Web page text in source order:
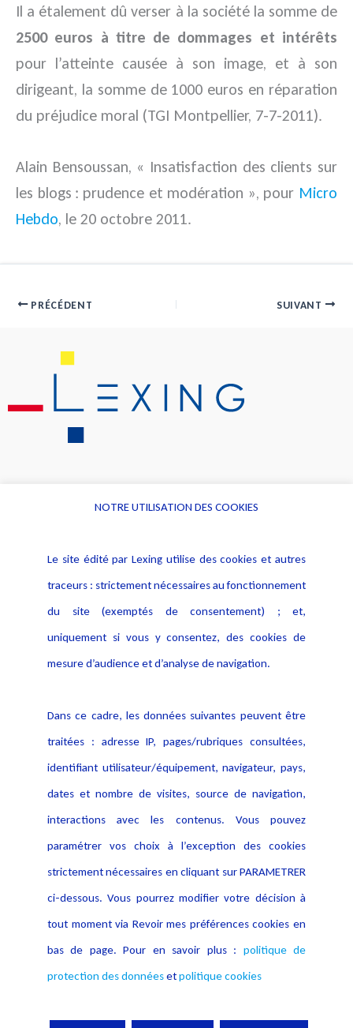
Il a étalement dû verser à la société la somme de
2500 euros à titre de dommages et intérêts
pour l’atteinte causée à son image, et à son
dirigeant, la somme de 1000 euros en réparation
du préjudice moral (TGI Montpellier, 7-7-2011).
Alain Bensoussan, « Insatisfaction des clients sur
les blogs : prudence et modération », pour Micro
Hebdo, le 20 octobre 2011.
PRÉCÉDENT SUIVANT
Alerte professionnelle
Déclaration d'accessibilité
Notice Légale
Politique de protection des
données
Publications
NOTRE UTILISATION DES COOKIES
Le site édité par Lexing utilise des cookies et autres
traceurs : strictement nécessaires au fonctionnement
du site (exemptés de consentement) ; et,
uniquement si vous y consentez, des cookies de
mesure d’audience et d’analyse de navigation.
Dans ce cadre, les données suivantes peuvent être
traitées : adresse IP, pages/rubriques consultées,
identifiant utilisateur/équipement, navigateur, pays,
dates et nombre de visites, source de navigation,
interactions avec les contenus. Vous pouvez
paramétrer vos choix à l’exception des cookies
strictement nécessaires en cliquant sur PARAMETRER
ci-dessous. Vous pourrez modifier votre décision à
tout moment via Revoir mes préférences cookies en
bas de page. Pour en savoir plus : politique de
protection des donnéesetpolitique cookies